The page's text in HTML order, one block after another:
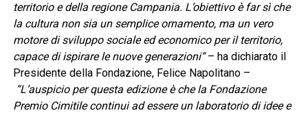
territorio e della regione Campania. L’obiettivo è far sì che
la cultura non sia un semplice ornamento, ma un vero
motore di sviluppo sociale ed economico per il territorio,
capace di ispirare le nuove generazioni“ – ha dichiarato il
Presidente della Fondazione, Felice Napolitano –
“L’auspicio per questa edizione è che la Fondazione
Premio Cimitile continui ad essere un laboratorio di idee e